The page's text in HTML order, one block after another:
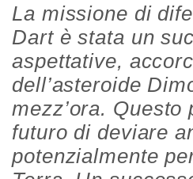
La missione di
Dart è stata un
aspettative,
dell’asteroide
mezz’ora. Questo
futuro di deviare
potenzialmente